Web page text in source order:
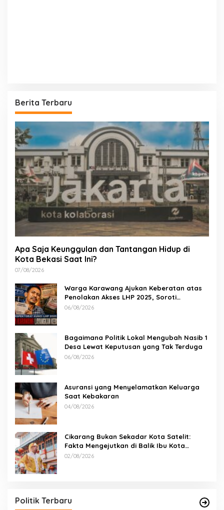
Berita Terbaru
Apa Saja Keunggulan dan Tantangan Hidup di
Kota Bekasi Saat Ini?
07/08/2026
Warga Karawang Ajukan Keberatan atas
Penolakan Akses LHP 2025, Soroti
Keterbukaan Informasi Publik
06/08/2026
Bagaimana Politik Lokal Mengubah Nasib 1
Desa Lewat Keputusan yang Tak Terduga
06/08/2026
Asuransi yang Menyelamatkan Keluarga
Saat Kebakaran
04/08/2026
Cikarang Bukan Sekadar Kota Satelit:
Fakta Mengejutkan di Balik Ibu Kota
Industri Jawa…
02/08/2026
Politik Terbaru